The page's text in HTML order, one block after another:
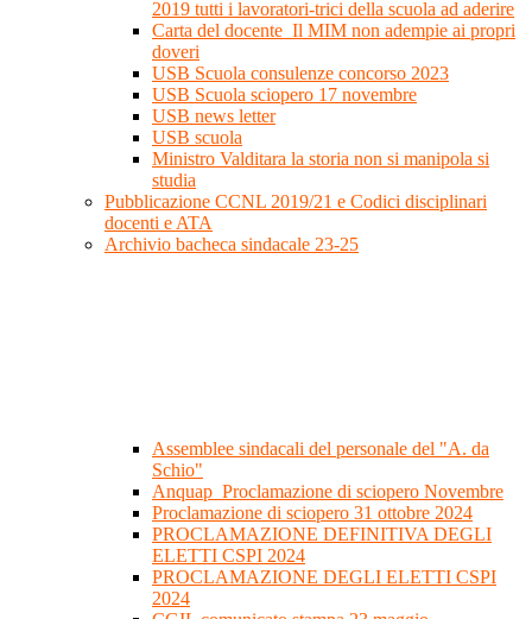
2019 tutti i lavoratori-trici della scuola ad aderire
Carta del docente_Il MIM non adempie ai propri
doveri
USB Scuola consulenze concorso 2023
USB Scuola sciopero 17 novembre
USB news letter
USB scuola
Ministro Valditara la storia non si manipola si
studia
Pubblicazione CCNL 2019/21 e Codici disciplinari
docenti e ATA
Archivio bacheca sindacale 23-25
Assemblee sindacali del personale del "A. da
Schio"
Anquap_Proclamazione di sciopero Novembre
Proclamazione di sciopero 31 ottobre 2024
PROCLAMAZIONE DEFINITIVA DEGLI
ELETTI CSPI 2024
PROCLAMAZIONE DEGLI ELETTI CSPI
2024